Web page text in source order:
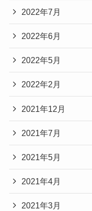
2022年7月
2022年6月
2022年5月
2022年2月
2021年12月
2021年7月
2021年5月
2021年4月
2021年3月